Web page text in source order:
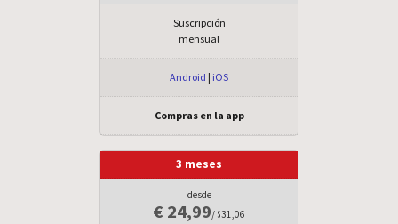
Suscripción
mensual
Android | iOS
Compras en la app
3 meses
desde
€ 24,99/ $31,06